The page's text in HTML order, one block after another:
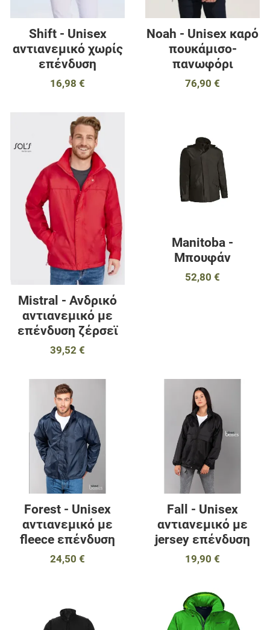
Shift - Unisex
αντιανεμικό χωρίς
επένδυση
16,98 €
Noah - Unisex καρό
πουκάμισο-
πανωφόρι
76,90 €
Προσθήκη για σύγκριση
Γρήγορη ματιά
Mistral - Ανδρικό
αντιανεμικό με
επένδυση ζέρσεϊ
39,52 €
Manitoba -
Μπουφάν
52,80 €
Προσθήκη στα αγαπημένα
Προσθήκη για σύγκριση
Γρήγορη ματιά
Forest - Unisex
αντιανεμικό με
fleece επένδυση
24,50 €
Fall - Unisex
αντιανεμικό με
jersey επένδυση
19,90 €
Προσθήκη στα αγαπημένα
Προσθήκη για σύγκριση